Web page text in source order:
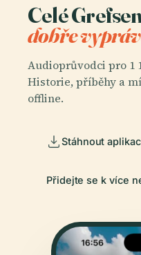
Celé
dobře
Audioprůvodci pro 1
Historie, příběhy a
offline.
Stáhnout
Přidejte se k více